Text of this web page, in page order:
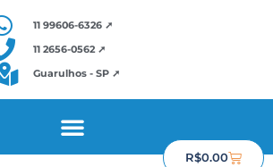
11 99606-6326 ➚
11 2656-0562 ➚
Guarulhos - SP ➚
R$0.00